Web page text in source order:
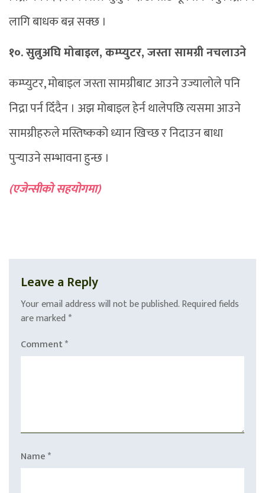
लागि बाधक बन्न सक्छ ।
१०. सुत्नुअघि मोबाइल, कम्प्युटर, जस्ता सामग्री नचलाउने
कम्प्युटर, मोबाइल जस्ता सामग्रीबाट आउने उज्यालोले पनि
निद्रा पर्न दिँदैन । अझ मोबाइल हेर्न थालेपछि त्यसमा आउने
सामग्रीहरुले मस्तिष्कको ध्यान खिच्छ र निदाउन बाधा
पुर्‍याउने सम्भावना हुन्छ ।
(एजेन्सीको सहयोगमा)
Leave a Reply
Your email address will not be published.Required fields
are marked *
Comment*
Name*